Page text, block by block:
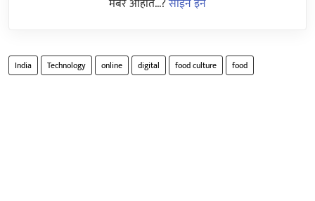
India Technology online digital food culture food